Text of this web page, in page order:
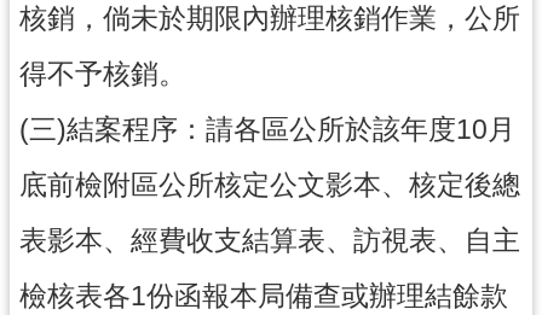
核銷，倘未於期限內辦理核銷作業，公所
得不予核銷。
(三)結案程序：請各區公所於該年度10月
底前檢附區公所核定公文影本、核定後總
表影本、經費收支結算表、訪視表、自主
檢核表各1份函報本局備查或辦理結餘款